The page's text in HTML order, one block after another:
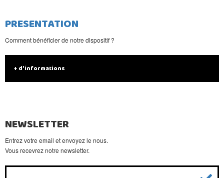
PRESENTATION
Comment bénéficier de notre dispositif ?
+ d'informations
NEWSLETTER
Entrez votre email et envoyez le nous.
Vous recevrez notre newsletter.